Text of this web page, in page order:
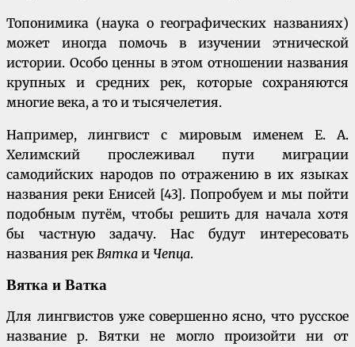
Топонимика (наука о географических названиях)
может иногда помочь в изучении этнической
истории. Особо ценны в этом отношении названия
крупных и средних рек, которые сохраняются
многие века, а то и тысячелетия.
Например, лингвист с мировым именем Е. А.
Хелимский прослеживал пути миграции
самодийских народов по отражению в их языках
названия реки Енисей [43]. Попробуем и мы пойти
подобным путём, чтобы решить для начала хотя
бы частную задачу. Нас будут интересовать
названия рек Вятка и Чепца.
Вятка и Ватка
Для лингвистов уже совершенно ясно, что русское
название р. Вятки не могло произойти ни от